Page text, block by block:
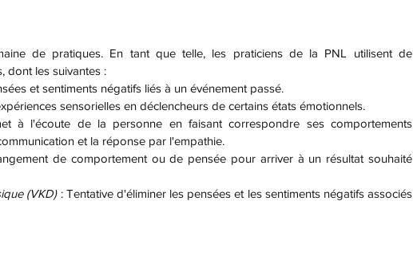
dont les suivantes :
et sentiments négatifs liés à un événement passé.
sensorielles en déclencheurs de certains états émotionnels.
à l'écoute de la personne en faisant correspondre ses comportements
et la réponse par l'empathie.
de comportement ou de pensée pour arriver à un résultat souhaité
(VKD) : Tentative d'éliminer les pensées et les sentiments négatifs associés